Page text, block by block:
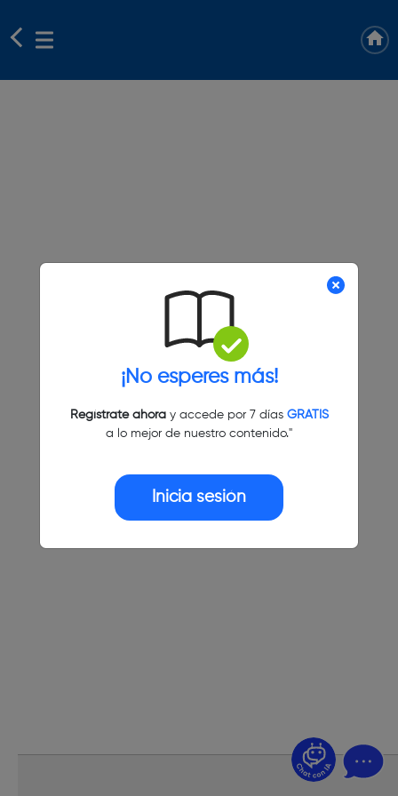
¡No esperes más!
Regístrate ahoray accede por 7 días GRATIS
a lo mejor de nuestro contenido."
Inicia sesión